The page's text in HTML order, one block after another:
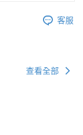
客服
查看全部